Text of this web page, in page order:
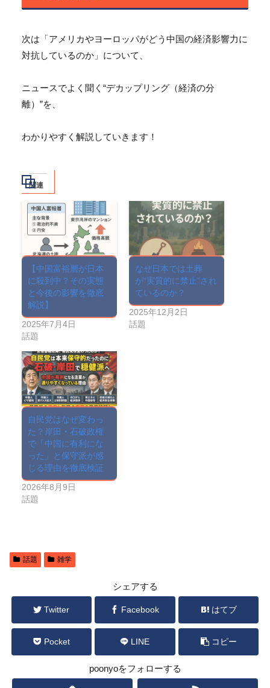
次は「アメリカやヨーロッパがどう中国の経済影響力に
対抗しているのか 」について、
ニュースでよく聞く“デカップリング（経済の分
離）”を、
わかりやすく解説していきます！
関連
【中国富裕層が日本
に殺到中？その実態
と今後の影響を徹底
解説】
2025年7月4日
話題
なぜ日本では土葬
が“実質的に禁止”され
ているのか？
2025年12月2日
話題
自民党はなぜ変わっ
た？岸田・石破政権
で「中国に有利にな
った」と保守派が感
じる理由を徹底検証
2026年8月9日
話題
話題 雑学
シェアする
Twitter Facebook はてブ
Pocket LINE コピー
poonyoをフォローする